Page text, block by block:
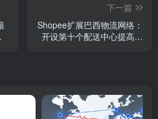
下一篇
Shopee扩展巴西物流网络：
开设第十个配送中心提高服